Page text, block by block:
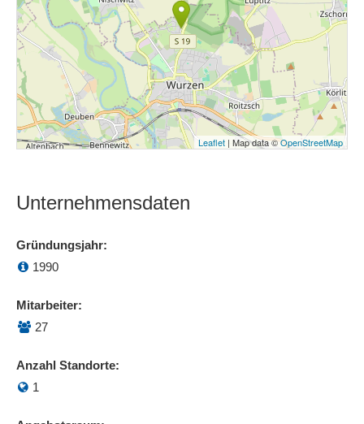
Leaflet | Map data ©OpenStreetMap
Unternehmensdaten
Gründungsjahr:
1990
Mitarbeiter:
27
Anzahl Standorte:
1